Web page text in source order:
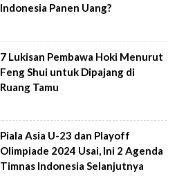
Indonesia Panen Uang?
7 Lukisan Pembawa Hoki Menurut
Feng Shui untuk Dipajang di
Ruang Tamu
Piala Asia U-23 dan Playoff
Olimpiade 2024 Usai, Ini 2 Agenda
Timnas Indonesia Selanjutnya